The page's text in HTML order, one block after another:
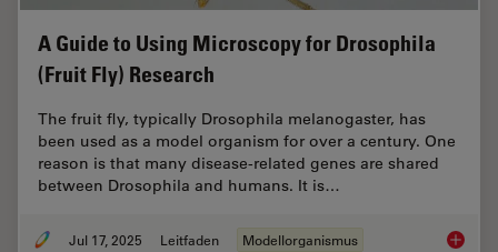
A Guide to Using Microscopy for Drosophila
(Fruit Fly) Research
The fruit fly, typically Drosophila melanogaster, has
been used as a model organism for over a century. One
reason is that many disease-related genes are shared
between Drosophila and humans. It is…
Jul 17, 2025 Leitfaden Modellorganismus A